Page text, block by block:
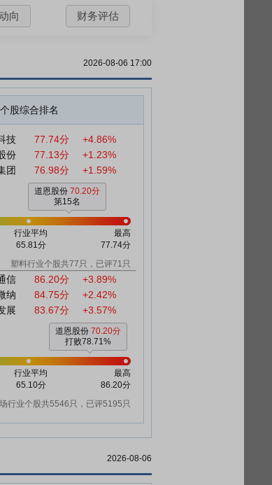
向 财务评估
2026-08-06 17:00
个股综合排名
技 77.74分
+4.86%
份 77.13分
+1.23%
团 76.98分 +1.59%
道恩股份 70.20分
第15名
行业平均
65.81分
最高
77.74分
塑料行业个股共77只，已评71只
信 86.20分
+3.89%
纳 84.75分
+2.42%
展 83.67分 +3.57%
道恩股份 70.20分
打败78.71%
行业平均
65.10分
最高
86.20分
行业个股共5546只，已评5195只
2026-08-06